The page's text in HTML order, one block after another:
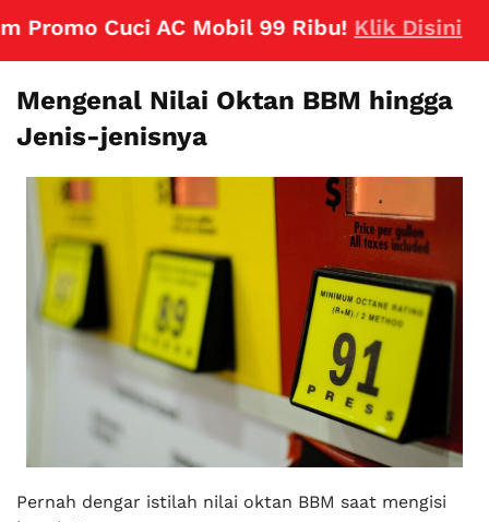
Cuci AC Mobil 99 Ribu! Klik Disini
Mengenal Nilai Oktan BBM hingga
Jenis-jenisnya
Pernah dengar istilah nilai oktan BBM saat mengisi